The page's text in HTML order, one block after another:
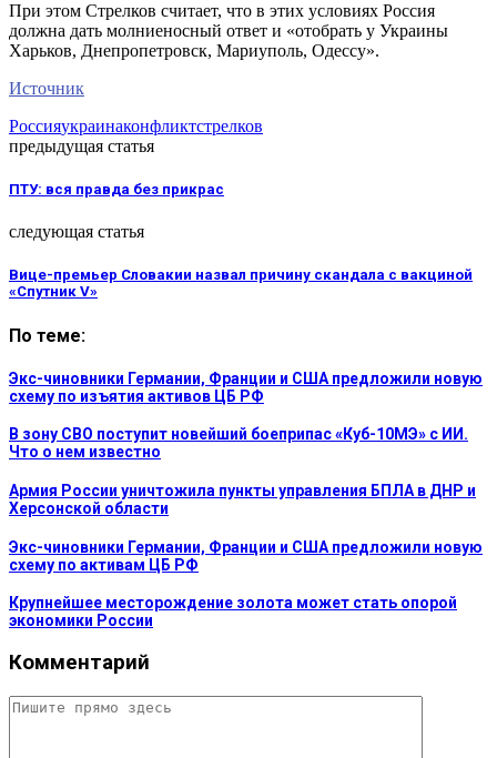
При этом Стрелков считает, что в этих условиях Россия
должна дать молниеносный ответ и «отобрать у Украины
Харьков, Днепропетровск, Мариуполь, Одессу».
Источник
Россияукраинаконфликтстрелков
предыдущая статья
ПТУ: вся правда без прикрас
следующая статья
Вице-премьер Словакии назвал причину скандала с вакциной
«Спутник V»
По теме:
Экс-чиновники Германии, Франции и США предложили новую
схему по изъятия активов ЦБ РФ
В зону СВО поступит новейший боеприпас «Куб-10МЭ» с ИИ.
Что о нем известно
Армия России уничтожила пункты управления БПЛА в ДНР и
Херсонской области
Экс-чиновники Германии, Франции и США предложили новую
схему по активам ЦБ РФ
Крупнейшее месторождение золота может стать опорой
экономики России
Комментарий